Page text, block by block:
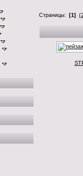
Страницы: [1]